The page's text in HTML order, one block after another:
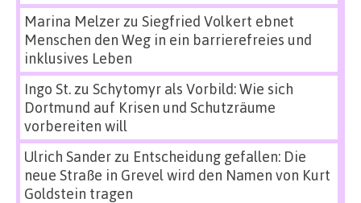
Marina Melzerzu Siegfried Volkert ebnet
Menschen den Weg in ein barrierefreies und
inklusives Leben
Ingo St.zu Schytomyr als Vorbild: Wie sich
Dortmund auf Krisen und Schutzräume
vorbereiten will
Ulrich Sanderzu Entscheidung gefallen: Die
neue Straße in Grevel wird den Namen von Kurt
Goldstein tragen